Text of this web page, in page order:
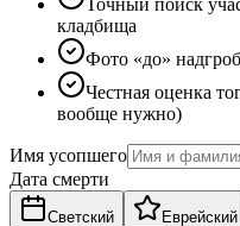
кладбища
Фото «до»
Честная оценка
вообще нужно)
Имя усопшего
Дата смерти
Светский Еврейский